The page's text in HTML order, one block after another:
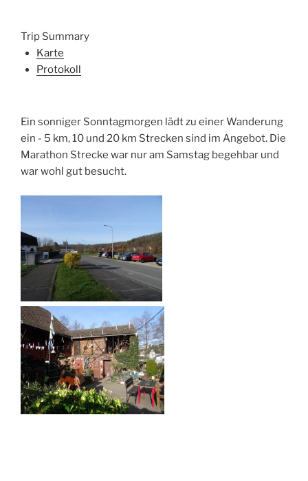
Trip Summary
Karte
Protokoll
Ein sonniger Sonntagmorgen lädt zu einer Wanderung
ein - 5 km, 10 und 20 km Strecken sind im Angebot. Die
Marathon Strecke war nur am Samstag begehbar und
war wohl gut besucht.